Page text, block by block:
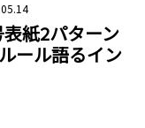
紙2パターン
ール語るイン